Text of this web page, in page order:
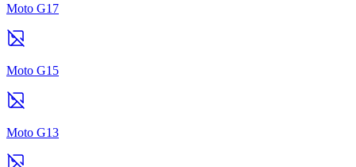
Moto G17
Moto G15
Moto G13